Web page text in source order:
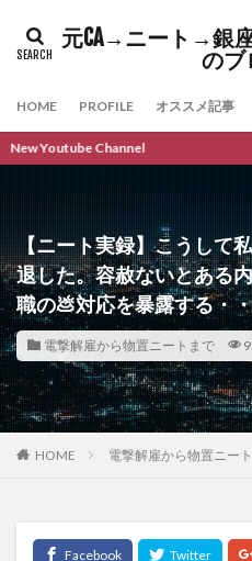
元CA→ニート→銀
のブ
HOME PROFILE オススメ記事
Channel
【ニート実録】こうして
退した。容赦ないとある
職の💩対応を暴露する・
電撃解雇から物置ニートまで
HOME 電撃解雇から物置ニー